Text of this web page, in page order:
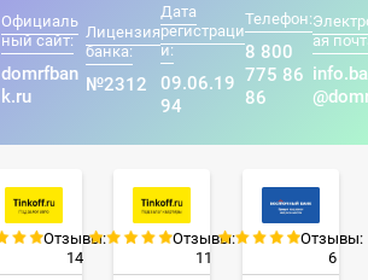
Официаль
ный сайт:
domrfban
k.ru
Лицензия
банка:
№2312
Дата
регистраци
и:
09.06.19
94
Телефон:
8 800
775 86
86
ая
Отзывы:
14
Отзывы:
11
Отзывы:
6